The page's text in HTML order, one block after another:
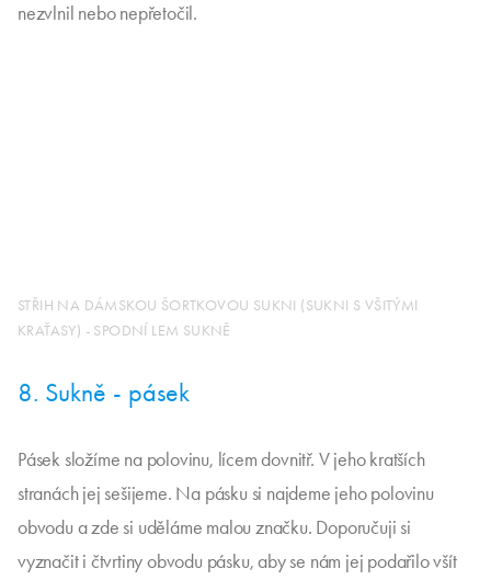
nezvlnil nebo nepřetočil.
STŘIH NA DÁMSKOU ŠORTKOVOU SUKNI (SUKNI S VŠITÝMI
KRAŤASY) - SPODNÍ LEM SUKNĚ
8. Sukně - pásek
Pásek složíme na polovinu, lícem dovnitř. V jeho kratších
stranách jej sešijeme. Na pásku si najdeme jeho polovinu
obvodu a zde si uděláme malou značku. Doporučuji si
vyznačit i čtvrtiny obvodu pásku, aby se nám jej podařilo všít